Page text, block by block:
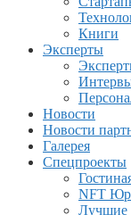
Книги
Эксперты
Новости
Новости
Галерея
Спецпроекты
NFT
Лучшие